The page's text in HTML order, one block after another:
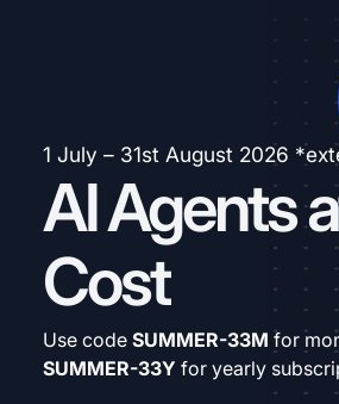
1 July – 31st August 2026
AI Agents
Cost
Use code SUMMER-33M for
SUMMER-33Y for yearly